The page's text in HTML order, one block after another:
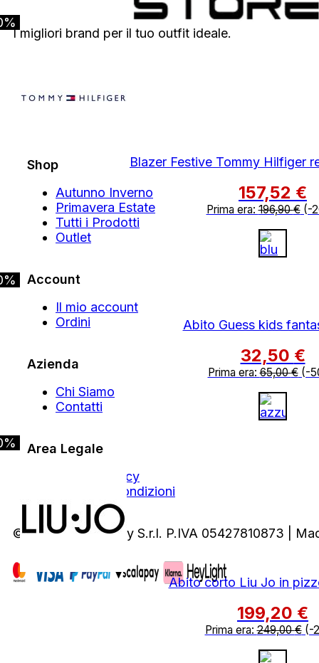
Blazer Festive Tommy Hilfiger
157,52 €
Prima era:196,90€(-
Abito Guess kids
32,50 €
Prima era:65,00€(-
Abito corto Liu Jo in
199,20 €
Prima era:249,00€(-
I migliori brand per il tuo outfit ideale.
Shop
Autunno Inverno
Primavera Estate
Tutti i Prodotti
Outlet
Account
Il mio account
Ordini
Azienda
Chi Siamo
Contatti
Area Legale
Privacy Policy
Termini e Condizioni
© 2026 A&N Luxury S.r.l. P.IVA 05427810873 |